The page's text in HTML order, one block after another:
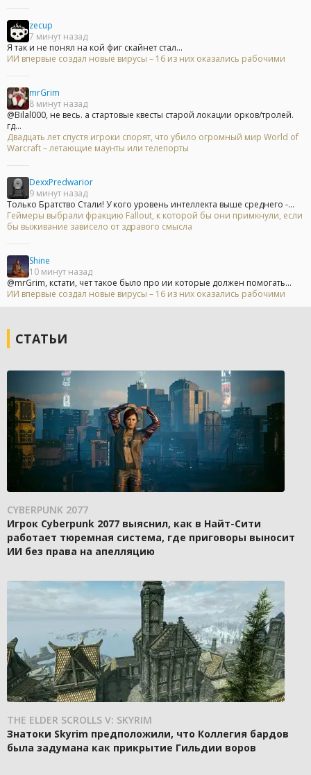
zecup
7 минут назад
Я так и не понял на кой фиг скайнет стал...
ИИ впервые создал новые вирусы – 16 из них оказались рабочими
mrGrim
8 минут назад
@Bilal000, не весь. а стартовые квесты старой локации орков/тролей.
гд...
Двадцать лет спустя игроки спорят, что убило огромный мир World of
Warcraft – летающие маунты или телепорты
DexxPredwarior
9 минут назад
Только Братство Стали! У кого уровень интеллекта выше среднего -...
Геймеры выбрали фракцию Fallout, к которой бы они примкнули, если
бы выживание зависело от здравого смысла
Shine
10 минут назад
@mrGrim, кстати, чет такое было про ии которые должен помогать...
ИИ впервые создал новые вирусы – 16 из них оказались рабочими
СТАТЬИ
CYBERPUNK 2077
Игрок Cyberpunk 2077 выяснил, как в Найт-Сити
работает тюремная система, где приговоры выносит
ИИ без права на апелляцию
THE ELDER SCROLLS V: SKYRIM
Знатоки Skyrim предположили, что Коллегия бардов
была задумана как прикрытие Гильдии воров